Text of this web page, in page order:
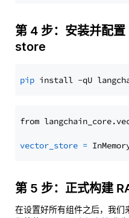
第 4 步：安装并配
store
pip
from
vector_store =
第 5 步：正式构建
在设置好所有组件之后，我们